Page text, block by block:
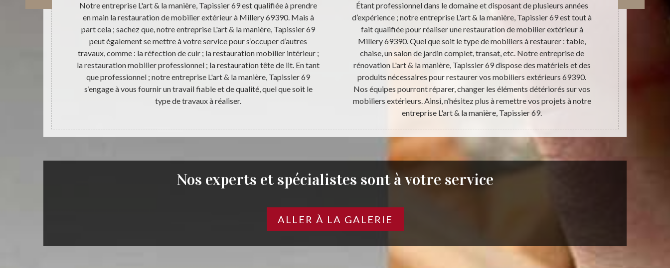
Notre entreprise L'art & la manière, Tapissier 69 est qualifiée à prendre
en main la restauration de mobilier extérieur à Millery 69390. Mais à
part cela ; sachez que, notre entreprise L'art & la manière, Tapissier 69
peut également se mettre à votre service pour s’occuper d’autres
travaux, comme : la réfection de cuir ; la restauration mobilier intérieur ;
la restauration mobilier professionnel ; la restauration tête de lit. En tant
que professionnel ; notre entreprise L'art & la manière, Tapissier 69
s’engage à vous fournir un travail fiable et de qualité, quel que soit le
type de travaux à réaliser.
Étant professionnel dans le domaine et disposant de plusieurs années
d’expérience ; notre entreprise L'art & la manière, Tapissier 69 est tout à
fait qualifiée pour réaliser une restauration de mobilier extérieur à
Millery 69390. Quel que soit le type de mobiliers à restaurer : table,
chaise, un salon de jardin complet, transat, etc. Notre entreprise de
rénovation L'art & la manière, Tapissier 69 dispose des matériels et des
produits nécessaires pour restaurer vos mobiliers extérieurs 69390.
Nos équipes pourront réparer, changer les éléments détériorés sur vos
mobiliers extérieurs. Ainsi, n’hésitez plus à remettre vos projets à notre
entreprise L'art & la manière, Tapissier 69.
Nos experts et spécialistes sont à votre service
ALLER À LA GALERIE